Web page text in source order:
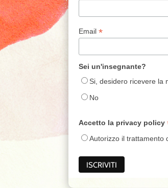
Email*
Sei un'insegnante?
Si, desidero ricevere la
No
Accetto la privacy policy
Autorizzo il trattamento